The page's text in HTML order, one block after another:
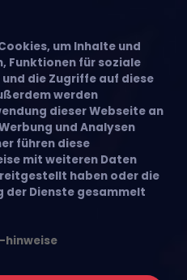
um Inhalte und
Funktionen für soziale
die Zugriffe auf diese
werden
dieser Webseite an
und Analysen
führen diese
mit weiteren Daten
haben oder die
der Dienste gesammelt
hinweise